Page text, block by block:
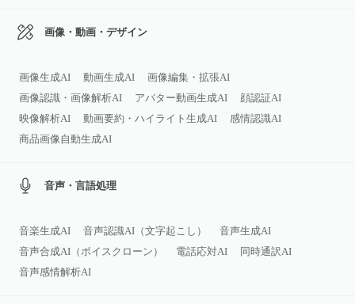
画像・動画・デザイン
画像生成AI 動画生成AI
画像編集・拡張AI
画像認識・画像解析AI
アバター動画生成AI
顔認証AI
映像解析AI
動画要約・ハイライト生成AI
感情認識AI
商品画像自動生成AI
音声・言語処理
音楽生成AI 音声認識AI（文字起こし）
音声生成AI
音声合成AI（ボイスクローン）
電話応対AI
同時通訳AI
音声感情解析AI